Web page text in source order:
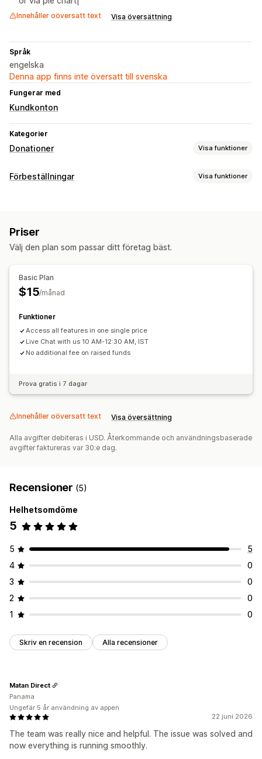
Innehåller oöversatt text Visa översättning
Språk
engelska
Denna app finns inte översatt till svenska
Fungerar med
Kundkonton
Kategorier
Donationer Visa funktioner
Välgörenhetstyp
Hantering av donationer
Donationsbelopp
Donationsmål Rabatter
Anpassning
Landningssidor
Förbeställningar Visa funktioner
Betalningsalternativ
Priser
Välj den plan som passar ditt företag bäst.
Basic Plan
$15/månad
Funktioner
Access all features in one single price
Live Chat with us 10 AM-12:30 AM, IST
No additional fee on raised funds
Prova gratis i 7 dagar
Innehåller oöversatt text Visa översättning
Alla avgifter debiteras i USD. Återkommande och användningsbaserade
avgifter faktureras var 30:e dag.
Recensioner (5)
Helhetsomdöme
5
5
5
4
0
3
0
2
0
1
0
Skriv en recension Alla recensioner
22 juni 2026
The team was really nice and helpful. The issue was solved and
now everything is running smoothly.
Matan Direct
Panama
Ungefär 5 år användning av appen